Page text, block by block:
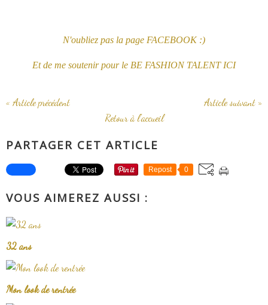
N'oubliez pas la page FACEBOOK :)
Et de me soutenir pour le BE FASHION TALENT ICI
« Article précédent
Article suivant »
Retour à l'accueil
PARTAGER CET ARTICLE
Repost 0
VOUS AIMEREZ AUSSI :
32 ans
Mon look de rentrée